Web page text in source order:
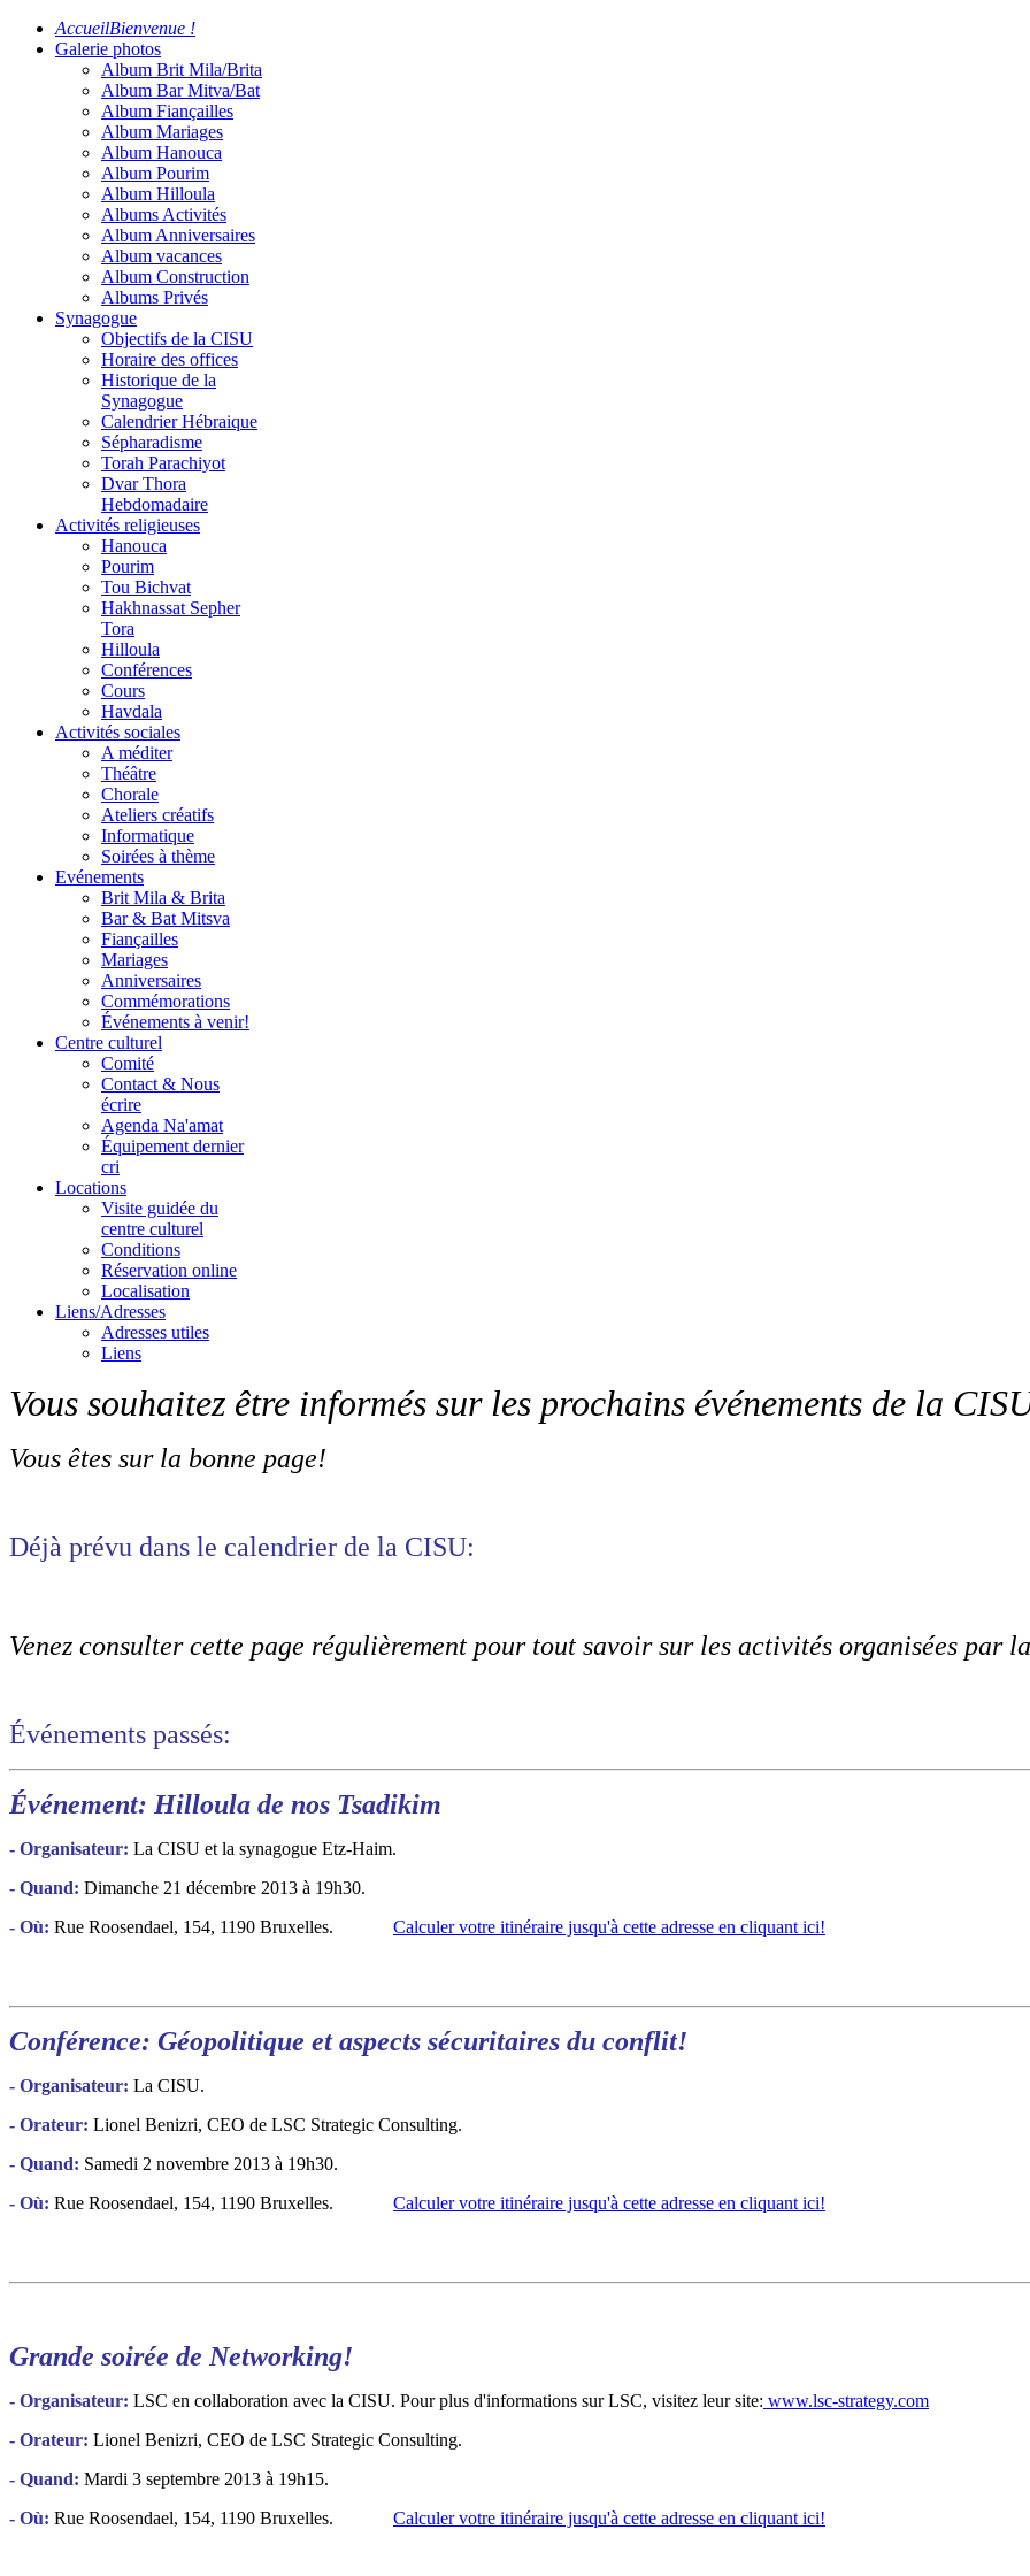
AccueilBienvenue !
Galerie photos
Album Brit Mila/Brita
Album Bar Mitva/Bat
Album Fiançailles
Album Mariages
Album Hanouca
Album Pourim
Album Hilloula
Albums Activités
Album Anniversaires
Album vacances
Album Construction
Albums Privés
Synagogue
Objectifs de la CISU
Horaire des offices
Historique de la
Synagogue
Calendrier Hébraique
Sépharadisme
Torah Parachiyot
Dvar Thora
Hebdomadaire
Activités religieuses
Hanouca
Pourim
Tou Bichvat
Hakhnassat Sepher
Tora
Hilloula
Conférences
Cours
Havdala
Activités sociales
A méditer
Théâtre
Chorale
Ateliers créatifs
Informatique
Soirées à thème
Evénements
Brit Mila & Brita
Bar & Bat Mitsva
Fiançailles
Mariages
Anniversaires
Commémorations
Événements à venir!
Centre culturel
Comité
Contact & Nous
écrire
Agenda Na'amat
Équipement dernier
cri
Locations
Visite guidée du
centre culturel
Conditions
Réservation online
Localisation
Liens/Adresses
Adresses utiles
Liens
Vous souhaitez être informés sur les prochains événements de la
Vous êtes sur la bonne page!
Déjà prévu dans le calendrier de la CISU:
Venez consulter cette page régulièrement pour tout savoir sur les activités organisées par
Événements passés:
Événement: Hilloula de nos Tsadikim
- Organisateur: La CISU et la synagogue Etz-Haim.
- Quand: Dimanche 21 décembre 2013 à 19h30.
- Où: Rue Roosendael, 154, 1190 Bruxelles. Calculer votre itinéraire jusqu'à cette adresse en cliquant ici!
Conférence: Géopolitique et aspects sécuritaires du conflit!
- Organisateur: La CISU.
- Orateur: Lionel Benizri, CEO de LSC Strategic Consulting.
- Quand: Samedi 2 novembre 2013 à 19h30.
- Où: Rue Roosendael, 154, 1190 Bruxelles. Calculer votre itinéraire jusqu'à cette adresse en cliquant ici!
Grande soirée de Networking!
- Organisateur: LSC en collaboration avec la CISU. Pour plus d'informations sur LSC, visitez leur site: www.lsc-strategy.com
- Orateur: Lionel Benizri, CEO de LSC Strategic Consulting.
- Quand: Mardi 3 septembre 2013 à 19h15.
- Où: Rue Roosendael, 154, 1190 Bruxelles. Calculer votre itinéraire jusqu'à cette adresse en cliquant ici!